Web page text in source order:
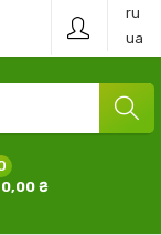
ru
ua
0,00 ₴